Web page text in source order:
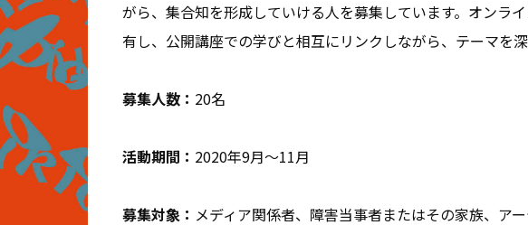
がら、集合知を形成していける人を募集しています。オンラ
有し、公開講座での学びと相互にリンクしながら、テーマを深
募集人数： 20名
活動期間： 2020年9月〜11月
募集対象： メディア関係者、障害当事者またはその家族、ア